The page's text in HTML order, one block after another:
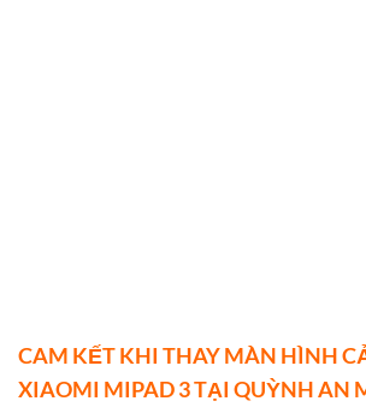
CAM KẾT KHI THAY MÀN HÌNH
XIAOMI MIPAD 3 TẠI QUỲNH AN